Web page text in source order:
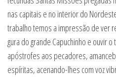
nas capitais e no interior do
trabalho temos a impressão de ver
gura do grande Capuchinho e ouvir
apóstrofes aos pecadores,
espíritas, acenando-lhes com voz